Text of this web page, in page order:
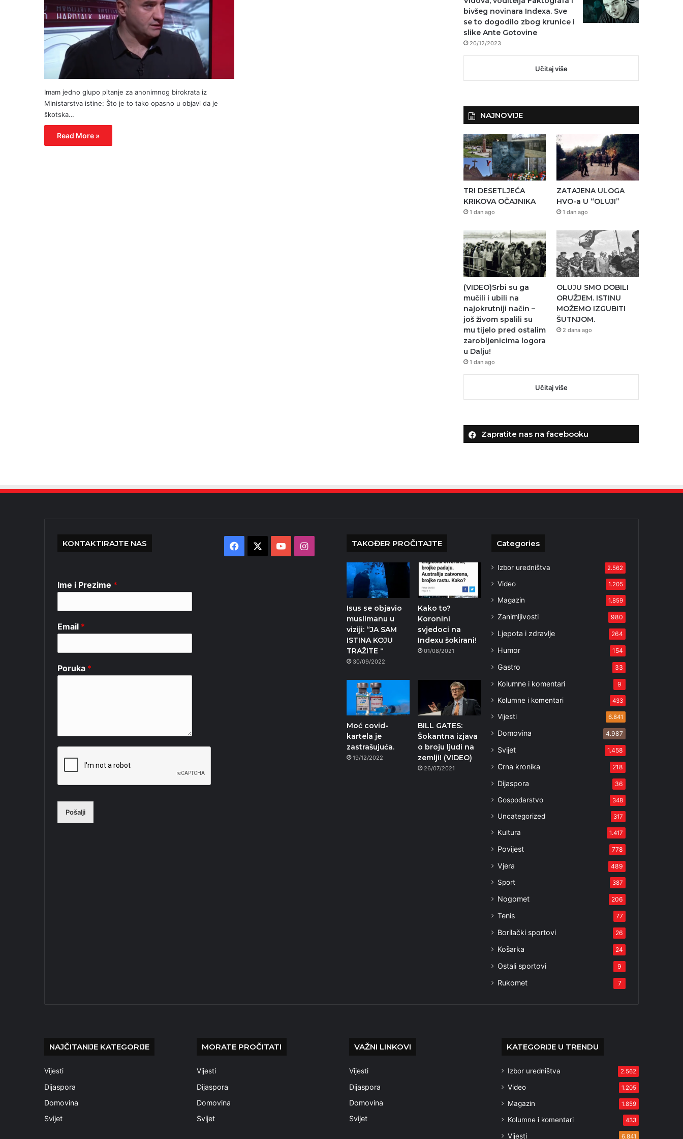
Imam jedno glupo pitanje za anonimnog birokrata iz
Ministarstva istine: Što je to tako opasno u objavi da je
škotska…
Read More »
bivšeg novinara Indexa. Sve
se to dogodilo zbog krunice i
slike Ante Gotovine
20/12/2023
Učitaj više
NAJNOVIJE
TRI DESETLJEĆA
KRIKOVA OČAJNIKA
1 dan ago
ZATAJENA ULOGA
HVO-a U “OLUJI”
1 dan ago
(VIDEO)Srbi su ga
mučili i ubili na
najokrutniji način –
još živom spalili su
mu tijelo pred ostalim
zarobljenicima logora
u Dalju!
1 dan ago
OLUJU SMO DOBILI
ORUŽJEM. ISTINU
MOŽEMO IZGUBITI
ŠUTNJOM.
2 dana ago
Učitaj više
Zapratite nas na facebooku
KONTAKTIRAJTE NAS
Ime i Prezime *
Email *
Poruka *
Pošalji
Facebook YouTubeInstagram TAKOĐER PROČITAJTE
Isus se objavio
muslimanu u
viziji: “JA SAM
ISTINA KOJU
TRAŽITE “
30/09/2022
Kako to?
Koronini
svjedoci na
Indexu šokirani!
01/08/2021
Moć covid-
kartela je
zastrašujuća.
19/12/2022
BILL GATES:
Šokantna izjava
o broju ljudi na
zemlji! (VIDEO)
26/07/2021
Categories
Izbor uredništva 2.562
Video 1.205
Magazin 1.859
Zanimljivosti 980
Ljepota i zdravlje 264
Humor 154
Gastro 33
Kolumne i komentari 9
Kolumne i komentari 433
Vijesti 6.841
Domovina 4.987
Svijet 1.458
Crna kronika 218
Dijaspora 36
Gospodarstvo 348
Uncategorized 317
Kultura 1.417
Povijest 778
Vjera 489
Sport 387
Nogomet 206
Tenis 77
Borilački sportovi 26
Košarka 24
Ostali sportovi 9
Rukomet 7
NAJČITANIJE KATEGORIJE
Vijesti
Dijaspora
Domovina
Svijet
MORATE PROČITATI
Vijesti
Dijaspora
Domovina
Svijet
VAŽNI LINKOVI
Vijesti
Dijaspora
Domovina
Svijet
KATEGORIJE U TRENDU
Izbor uredništva 2.562
Video 1.205
Magazin 1.859
Kolumne i komentari 433
Vijesti 6.841